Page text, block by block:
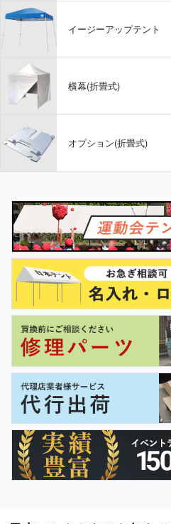
イージーアップテント
横幕(折畳式)
オプション(折畳式)